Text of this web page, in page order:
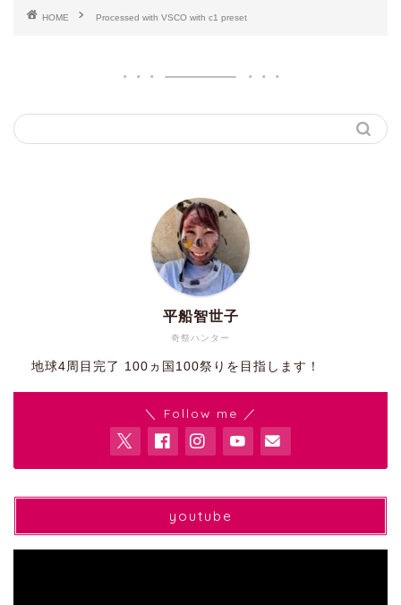
HOME Processed with VSCO with c1 preset
奇祭ハンター
平船智世子
地球4周目完了 100ヵ国100祭りを目指します！
＼ Follow me ／
youtube